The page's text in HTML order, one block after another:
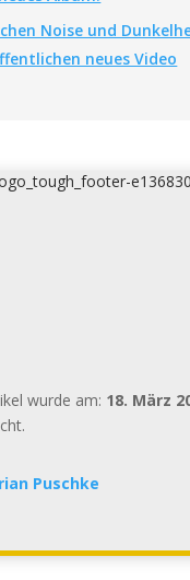
Noise und
neues Video
wurde am: 18. März
Puschke